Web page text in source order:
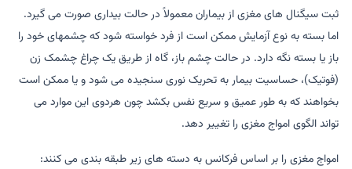
ثبت سیگنال های مغزی از بیماران معمولاً در حالت بیداری صورت می گیرد.
اما بسته به نوع آزمایش ممکن است از فرد خواسته شود که چشمهای خود را
باز یا بسته نگه دارد. در حالت چشم باز، گاه از طریق یک چراغ چشمک زن
(فوتیک)، حساسیت بیمار به تحریک نوری سنجیده می شود و یا ممکن است
بخواهند که به طور عمیق و سریع نفس بکشد چون هردوی این موارد می
تواند الگوی امواج مغزی را تغییر دهد.
امواج مغزی را بر اساس فرکانس به دسته های زیر طبقه بندی می کنند: